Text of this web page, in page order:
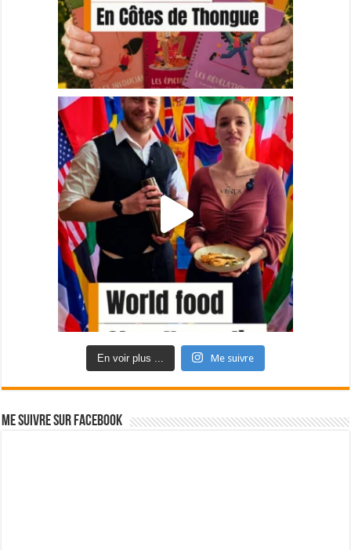
En voir plus ... Me suivre
Me suivre sur Facebook